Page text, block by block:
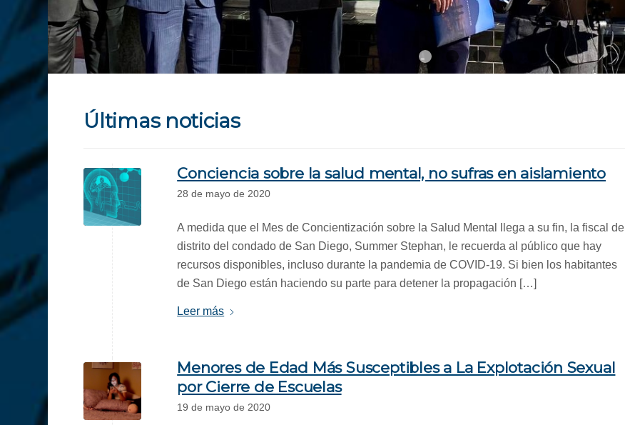
1 3 4 5
Últimas noticias
Conciencia sobre la salud mental, no sufras en aislamiento
28 de mayo de 2020
A medida que el Mes de Concientización sobre la Salud Mental llega a su fin, la fiscal de
distrito del condado de San Diego, Summer Stephan, le recuerda al público que hay
recursos disponibles, incluso durante la pandemia de COVID-19. Si bien los habitantes
de San Diego están haciendo su parte para detener la propagación […]
Leer más
Menores de Edad Más Susceptibles a La Explotación Sexual
por Cierre de Escuelas
19 de mayo de 2020